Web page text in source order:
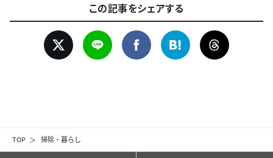
TOP 掃除・暮らし
この記事をシェアする